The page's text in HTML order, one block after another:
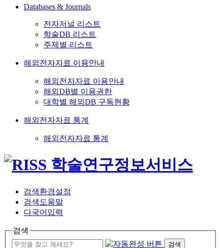
Databases & Journals
전자저널 리스트
학술DB 리스트
주제별 리스트
해외전자자료 이용안내
해외전자자료 이용안내
해외DB별 이용권한
대학별 해외DB 구독현황
해외전자자료 통계
해외전자자료 통계
검색환경설정
검색도움말
다국어입력
검색
검색